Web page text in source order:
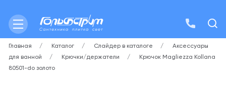
Главная Каталог Слайдер в каталоге
Аксессуары
для ванной
Крючки/держатели
Крючок Magliezza Kollana
80501-do золото